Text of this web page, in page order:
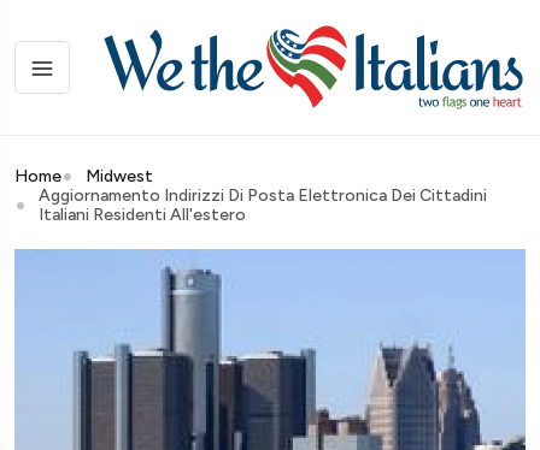
Home
Midwest
Aggiornamento Indirizzi Di Posta Elettronica Dei Cittadini
Italiani Residenti All'estero